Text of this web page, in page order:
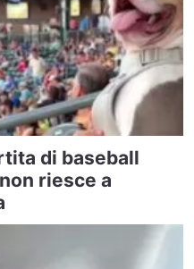
di baseball
riesce a